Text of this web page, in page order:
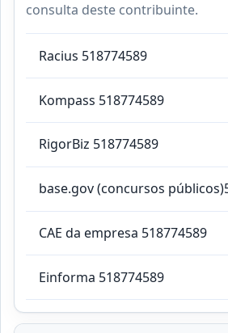
consulta deste contribuinte.
Racius 518774589
Kompass 518774589
RigorBiz 518774589
base.gov (concursos
CAE da empresa 518774589
Einforma 518774589